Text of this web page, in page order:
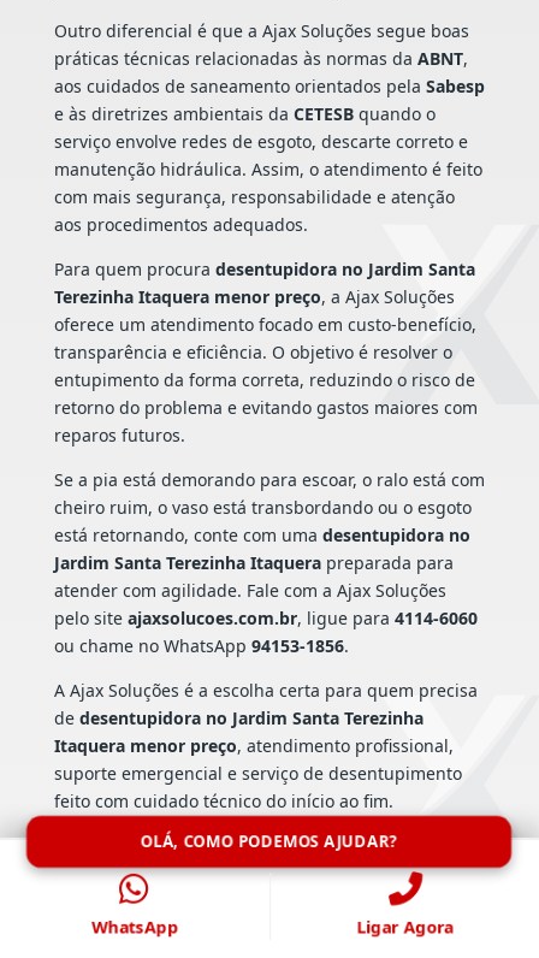
Outro diferencial é que a Ajax Soluções segue boas
práticas técnicas relacionadas às normas da ABNT,
aos cuidados de saneamento orientados pela Sabesp
e às diretrizes ambientais da CETESBquando o
serviço envolve redes de esgoto, descarte correto e
manutenção hidráulica. Assim, o atendimento é feito
com mais segurança, responsabilidade e atenção
aos procedimentos adequados.
Para quem procura desentupidora no Jardim Santa
Terezinha Itaquera menor preço, a Ajax Soluções
oferece um atendimento focado em custo-benefício,
transparência e eficiência. O objetivo é resolver o
entupimento da forma correta, reduzindo o risco de
retorno do problema e evitando gastos maiores com
reparos futuros.
Se a pia está demorando para escoar, o ralo está com
cheiro ruim, o vaso está transbordando ou o esgoto
está retornando, conte com uma desentupidora no
Jardim Santa Terezinha Itaquerapreparada para
atender com agilidade. Fale com a Ajax Soluções
pelo site ajaxsolucoes.com.br, ligue para 4114-6060
ou chame no WhatsApp 94153-1856.
A Ajax Soluções é a escolha certa para quem precisa
de desentupidora no Jardim Santa Terezinha
Itaquera menor preço, atendimento profissional,
suporte emergencial e serviço de desentupimento
feito com cuidado técnico do início ao fim.
OLÁ, COMO PODEMOS AJUDAR?
WhatsApp Ligar Agora